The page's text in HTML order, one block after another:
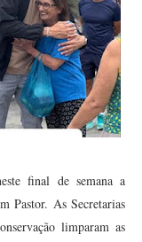
final de semana a
Pastor. As Secretarias
limparam as